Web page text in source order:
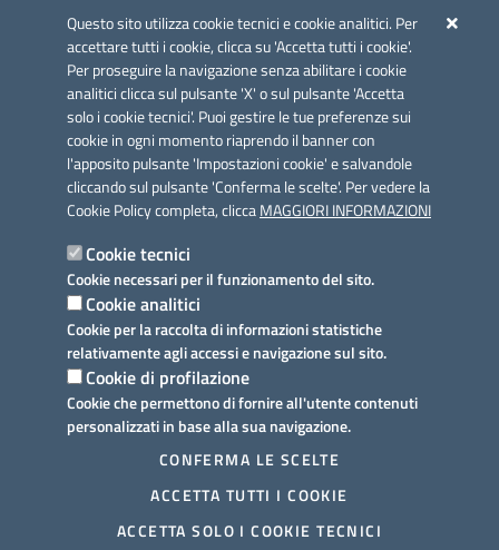
Questo sito utilizza cookie tecnici e cookie analitici. Per
accettare tutti i cookie, clicca su 'Accetta tutti i cookie'.
Per proseguire la navigazione senza abilitare i cookie
analitici clicca sul pulsante 'X' o sul pulsante 'Accetta
solo i cookie tecnici'. Puoi gestire le tue preferenze sui
cookie in ogni momento riaprendo il banner con
l'apposito pulsante 'Impostazioni cookie' e salvandole
cliccando sul pulsante 'Conferma le scelte'. Per vedere la
Cookie Policy completa, cliccaMAGGIORI INFORMAZIONI
Cookie tecnici
Cookie necessari per il funzionamento del sito.
Cookie analitici
Cookie per la raccolta di informazioni statistiche
relativamente agli accessi e navigazione sul sito.
Cookie di profilazione
Cookie che permettono di fornire all'utente contenuti
personalizzati in base alla sua navigazione.
CONFERMA LE SCELTE
ACCETTA TUTTI I COOKIE
ACCETTA SOLO I COOKIE TECNICI
Azione 2.3.
Link utili
Informativa privacy
Dichiarazione di accessibilità
Note legali
Domande frequenti
Richiesta assistenza
Prenotazione appuntamento
Segnalazione disservizio
Mappa del sito